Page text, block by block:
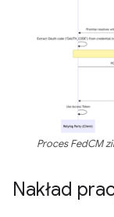
Proces FedCM
Nakład